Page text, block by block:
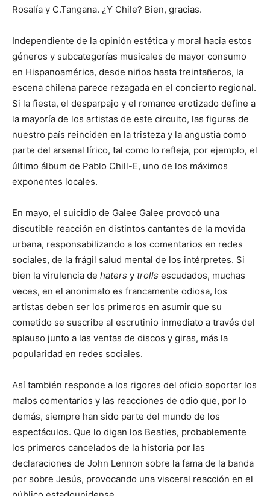
Rosalía y C.Tangana. ¿Y Chile? Bien, gracias.
Independiente de la opinión estética y moral hacia estos
géneros y subcategorías musicales de mayor consumo
en Hispanoamérica, desde niños hasta treintañeros, la
escena chilena parece rezagada en el concierto regional.
Si la fiesta, el desparpajo y el romance erotizado define a
la mayoría de los artistas de este circuito, las figuras de
nuestro país reinciden en la tristeza y la angustia como
parte del arsenal lírico, tal como lo refleja, por ejemplo, el
último álbum de Pablo Chill-E, uno de los máximos
exponentes locales.
En mayo, el suicidio de Galee Galee provocó una
discutible reacción en distintos cantantes de la movida
urbana, responsabilizando a los comentarios en redes
sociales, de la frágil salud mental de los intérpretes. Si
bien la virulencia de haters y trolls escudados, muchas
veces, en el anonimato es francamente odiosa, los
artistas deben ser los primeros en asumir que su
cometido se suscribe al escrutinio inmediato a través del
aplauso junto a las ventas de discos y giras, más la
popularidad en redes sociales.
Así también responde a los rigores del oficio soportar los
malos comentarios y las reacciones de odio que, por lo
demás, siempre han sido parte del mundo de los
espectáculos. Que lo digan los Beatles, probablemente
los primeros cancelados de la historia por las
declaraciones de John Lennon sobre la fama de la banda
por sobre Jesús, provocando una visceral reacción en el